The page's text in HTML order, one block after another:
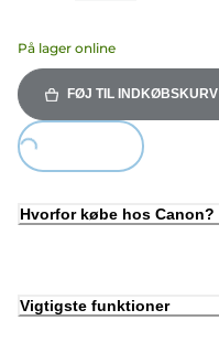
På lager online
FØJ TIL INDKØBSKURV
Loading...
Hvorfor købe hos Canon?
Vigtigste funktioner